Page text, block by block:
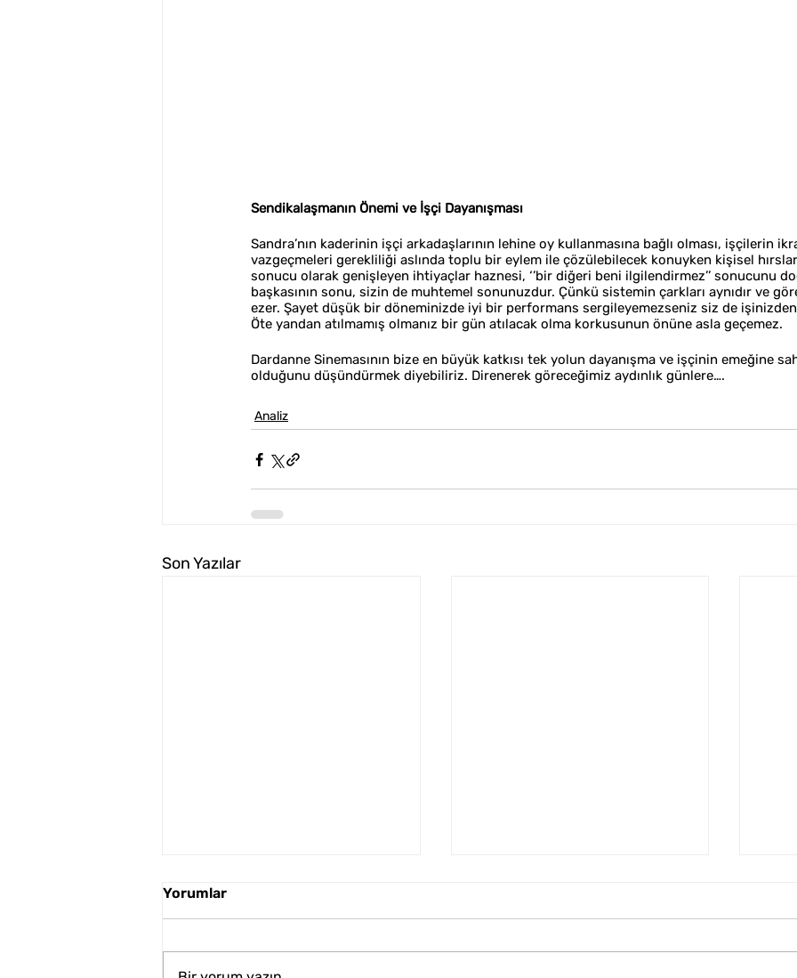
Sendikalaşmanın Önemi ve İşçi Dayanışması
Sandra’nın kaderinin işçi arkadaşlarının lehine oy kullanmasına bağlı olması, işçilerin
vazgeçmeleri gerekliliği aslında toplu bir eylem ile çözülebilecek konuyken kişisel
sonucu olarak genişleyen ihtiyaçlar haznesi, ‘’bir diğeri beni ilgilendirmez’’ sonucunu
başkasının sonu, sizin de muhtemel sonunuzdur. Çünkü sistemin çarkları aynıdır ve
ezer. Şayet düşük bir döneminizde iyi bir performans sergileyemezseniz siz de
Öte yandan atılmamış olmanız bir gün atılacak olma korkusunun önüne asla geçemez.
Dardanne Sinemasının bize en büyük katkısı tek yolun dayanışma ve işçinin emeğine
olduğunu düşündürmek diyebiliriz. Direnerek göreceğimiz aydınlık günlere….
Analiz
Son Yazılar
Yorumlar